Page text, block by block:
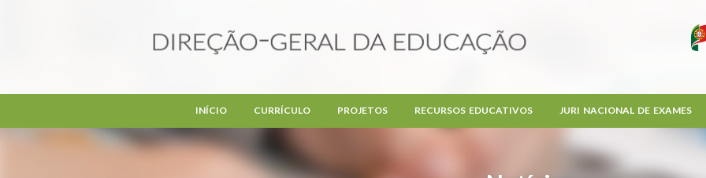
INÍCIO CURRÍCULO PROJETOS RECURSOS EDUCATIVOS JURI NACIONAL DE EXAMES